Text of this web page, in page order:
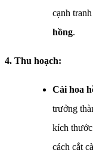
cạnh
hồng.
4. Thu hoạch:
Cải hoa
trưởng
kích
cách cắt